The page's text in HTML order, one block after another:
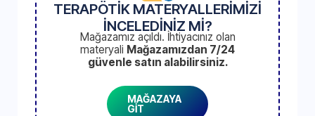
TERAPÖTİK MATERYALLERİMİZİ
İNCELEDİNİZ Mİ?
Mağazamız açıldı. İhtiyacınız olan
materyali Mağazamızdan 7/24
güvenle satın alabilirsiniz.
MAĞAZAYA
GİT